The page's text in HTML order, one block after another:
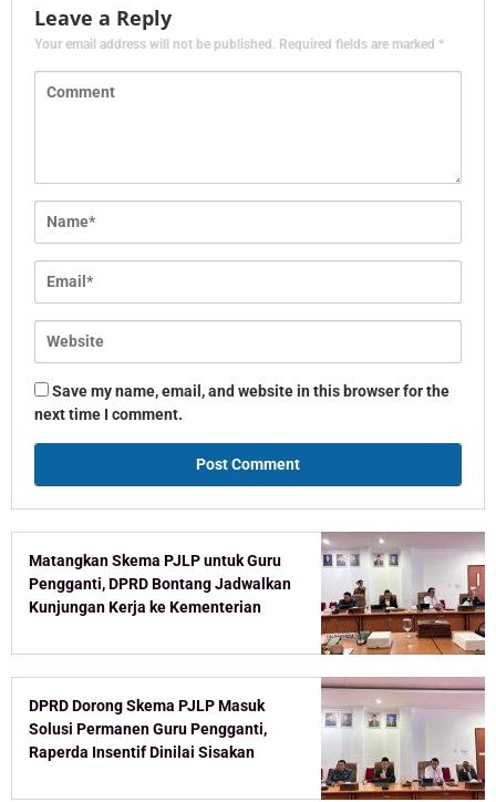
Leave a Reply
Your email address will not be published. Required fields are marked *
Save my name, email, and website in this browser for the
next time I comment.
Matangkan Skema PJLP untuk Guru
Pengganti, DPRD Bontang Jadwalkan
Kunjungan Kerja ke Kementerian
DPRD Dorong Skema PJLP Masuk
Solusi Permanen Guru Pengganti,
Raperda Insentif Dinilai Sisakan